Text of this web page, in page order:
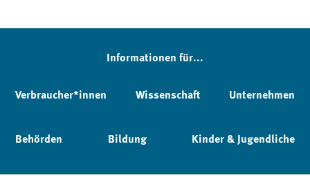
Informationen für...
Verbraucher*innen Wissenschaft Unternehmen
Behörden Bildung Kinder & Jugendliche